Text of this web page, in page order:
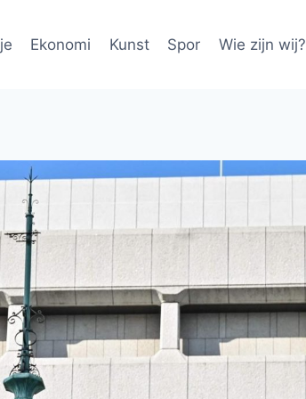
Ekonomi Kunst Spor Wie zijn wij?